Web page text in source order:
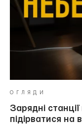
ОГЛЯДИ
Зарядні
підірватися на